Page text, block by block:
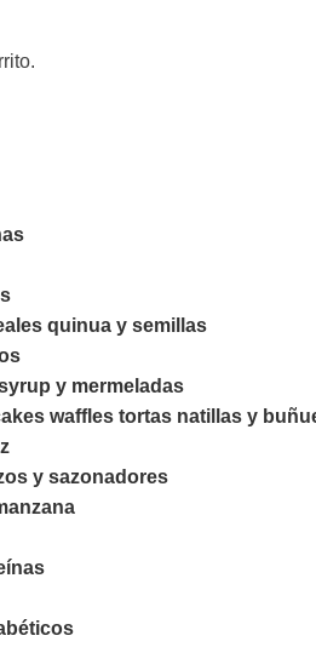
quinua y semillas
y mermeladas
waffles tortas natillas y
y sazonadores